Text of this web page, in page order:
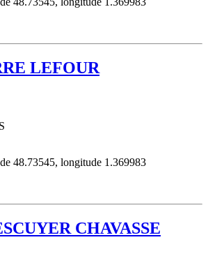
LEFOUR
48.73545, longitude 1.369983
CHAVASSE